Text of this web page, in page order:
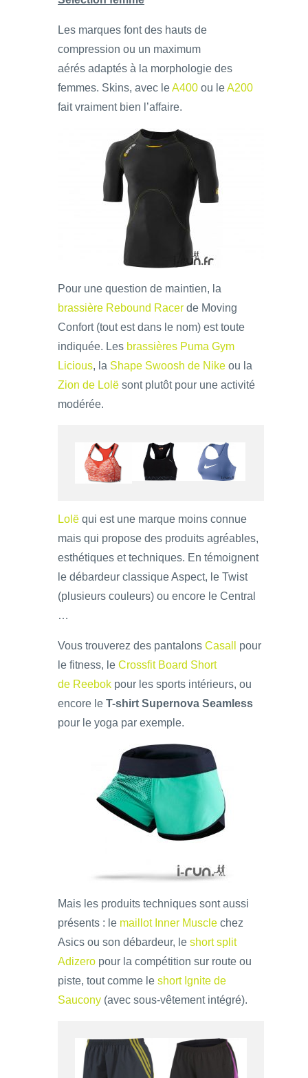
Les marques font des hauts de
compression ou un maximum
aérés adaptés à la morphologie des
femmes. Skins, avec leA400 ou leA200
fait vraiment bien l’affaire.
Pour une question de maintien, la
brassière Rebound Racer de Moving
Confort (tout est dans le nom) est toute
indiquée. Les brassières Puma Gym
Licious, la Shape Swoosh de Nike ou la
Zion de Lolë sont plutôt pour une activité
modérée.
Lolë qui est une marque moins connue
mais qui propose des produits agréables,
esthétiques et techniques. En témoignent
le débardeur classique Aspect, le Twist
(plusieurs couleurs) ou encore le Central
…
Vous trouverez des pantalons Casall
pour
le fitness, le Crossfit Board Short
de Reebok pour les sports intérieurs, ou
encore le T-shirt Supernova Seamless
pour le yoga par exemple.
Mais les produits techniques sont aussi
présents : le maillot Inner Muscle chez
Asics ou son débardeur, le short split
Adizero pour la compétition sur route ou
piste, tout comme le short Ignite de
Saucony (avec sous-vêtement intégré).